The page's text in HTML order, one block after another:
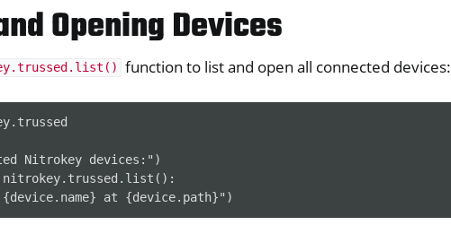
用程序2
SDK v0.4.1
Opening Devices
function to list and open all connected devices:
Nitrokey devices:")